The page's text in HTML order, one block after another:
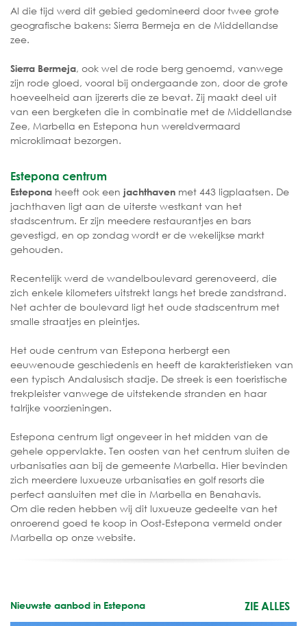
Al die tijd werd dit gebied gedomineerd door twee grote
geografische bakens: Sierra Bermeja en de Middellandse
zee.
Sierra Bermeja, ook wel de rode berg genoemd, vanwege
zijn rode gloed, vooral bij ondergaande zon, door de grote
hoeveelheid aan ijzererts die ze bevat. Zij maakt deel uit
van een bergketen die in combinatie met de Middellandse
Zee, Marbella en Estepona hun wereldvermaard
microklimaat bezorgen.
Estepona centrum
Estepona heeft ook een jachthaven met 443 ligplaatsen. De
jachthaven ligt aan de uiterste westkant van het
stadscentrum. Er zijn meedere restaurantjes en bars
gevestigd, en op zondag wordt er de wekelijkse markt
gehouden.
Recentelijk werd de wandelboulevard gerenoveerd, die
zich enkele kilometers uitstrekt langs het brede zandstrand.
Net achter de boulevard ligt het oude stadscentrum met
smalle straatjes en pleintjes.
Het oude centrum van Estepona herbergt een
eeuwenoude geschiedenis en heeft de karakteristieken van
een typisch Andalusisch stadje. De streek is een toeristische
trekpleister vanwege de uitstekende stranden en haar
talrijke voorzieningen.
Estepona centrum ligt ongeveer in het midden van de
gehele oppervlakte. Ten oosten van het centrum sluiten de
urbanisaties aan bij de gemeente Marbella. Hier bevinden
zich meerdere luxueuze urbanisaties en golf resorts die
perfect aansluiten met die in Marbella en Benahavis.
Om die reden hebben wij dit luxueuze gedeelte van het
onroerend goed te koop in Oost-Estepona vermeld onder
Marbella op onze website.
Nieuwste aanbod in Estepona ZIE ALLES